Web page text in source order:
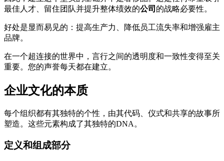
最佳人才、留住团队并提升整体绩效的公司 的战略必要性。
好处是显而易见的：提高生产力、降低员工流失率和增强雇主
品牌。
在一个超连接的世界中，言行之间的透明度和一致性变得至关
重要。您的声誉每天都在建立。
企业文化的本质
每个组织都有其独特的个性，由其代码、仪式和共享的故事所
塑造。这些元素构成了其独特的DNA。
定义和组成部分